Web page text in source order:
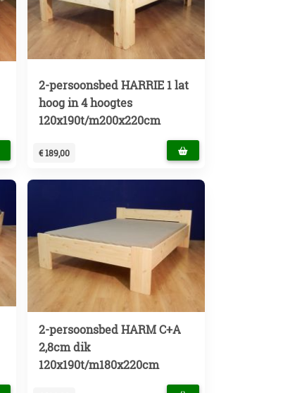
2-persoonsbed HARRIE 1 lat
hoog in 4 hoogtes
120x190t/m200x220cm
€ 189,00
2-persoonsbed HARM C+A
2,8cm dik
120x190t/m180x220cm